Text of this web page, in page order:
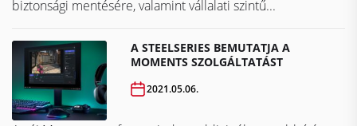
biztonsági mentésére, valamint vállalati szintű...
A STEELSERIES BEMUTATJA A
MOMENTS SZOLGÁLTATÁST
2021.05.06.